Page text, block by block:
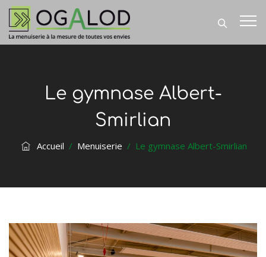
Le gymnase Albert-
Smirlian
Accueil / Menuiserie / Le gymnase Albert-Smirlian